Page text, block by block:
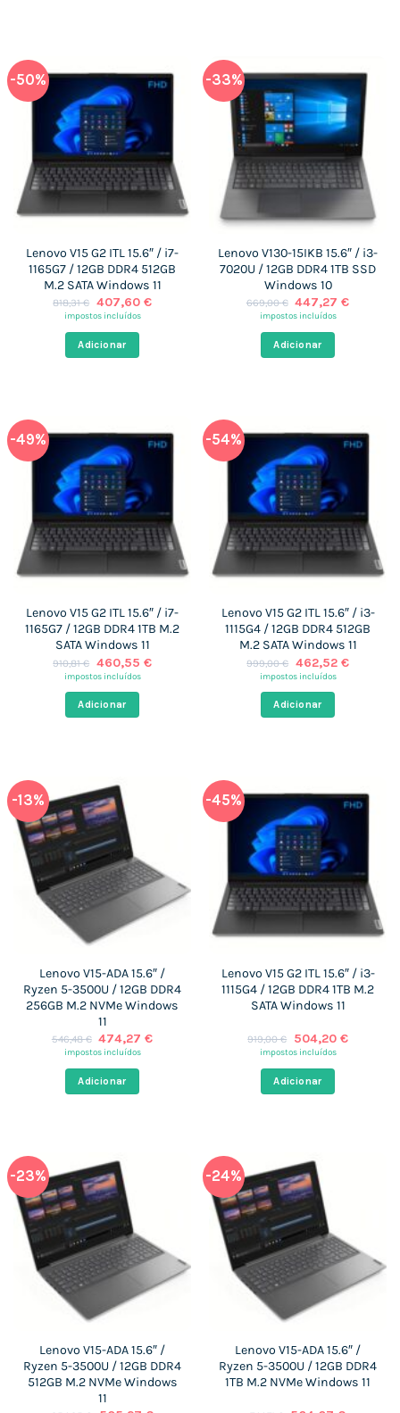
-50%
Lenovo V15 G2 ITL 15.6″ / i7-
1165G7 / 12GB DDR4 512GB
M.2 SATA Windows 11
818,31€ O
preço
era:
818,31 €.
407,60 €O
impostos incluídos
Adicionar
-33%
Lenovo V130-15IKB 15.6″ / i3-
7020U / 12GB DDR4 1TB SSD
Windows 10
669,00€ O
preço
era:
669,00 €.
447,27€O
impostos incluídos
Adicionar
-49%
Lenovo V15 G2 ITL 15.6″ / i7-
1165G7 / 12GB DDR4 1TB M.2
SATA Windows 11
910,81€ O
preço
era:
910,81 €.
460,55 €O
impostos incluídos
Adicionar
-54%
Lenovo V15 G2 ITL 15.6″ / i3-
1115G4 / 12GB DDR4 512GB
M.2 SATA Windows 11
999,00€ O
preço
era:
999,00 €.
462,52 €O
impostos incluídos
Adicionar
-13%
Lenovo V15-ADA 15.6″ /
Ryzen 5-3500U / 12GB DDR4
256GB M.2 NVMe Windows
11
546,48€ O
preço
era:
546,48 €.
474,27€O
impostos incluídos
Adicionar
-45%
Lenovo V15 G2 ITL 15.6″ / i3-
1115G4 / 12GB DDR4 1TB M.2
SATA Windows 11
919,00€
O
preço
era:
919,00 €.
504,20 €O
impostos incluídos
Adicionar
-23%
Lenovo V15-ADA 15.6″ /
Ryzen 5-3500U / 12GB DDR4
512GB M.2 NVMe Windows
11
-24%
Lenovo V15-ADA 15.6″ /
Ryzen 5-3500U / 12GB DDR4
1TB M.2 NVMe Windows 11